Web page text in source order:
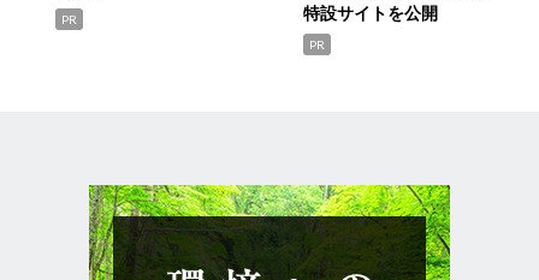
PR
特設サイトを公開
PR